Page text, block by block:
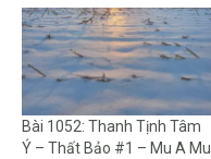
Bài 1052: Thanh Tịnh Tâm
Ý – Thất Bảo #1 – Mu A Mu